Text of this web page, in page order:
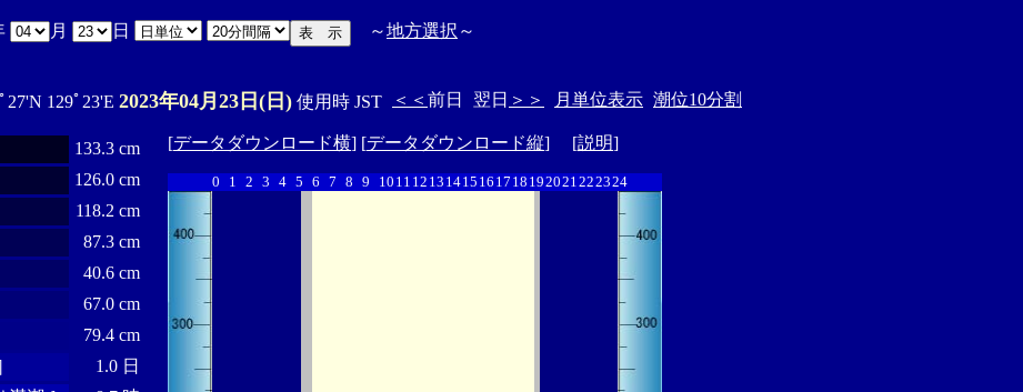
月 日 ～地方選択 ～
27'N 129ﾟ23'E 2023年04月23日(日) 使用時 JST ＜＜ 前日 翌日 ＞＞ 月単位表示 潮位10分割
133.3 cm
126.0 cm
118.2 cm
87.3 cm
40.6 cm
67.0 cm
79.4 cm
1.0 日
[データダウンロード横] [データダウンロード縦] [説明]
0 1 2 3 4 5 6 7 8 9 10 11 12 13 1415 16 17 18 192021222324